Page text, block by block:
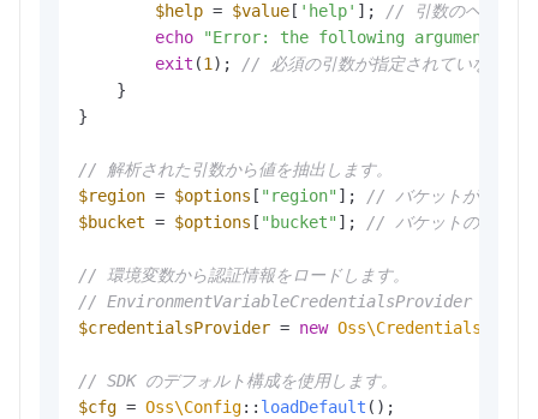
$help = $value [ 'help' ];
// 引数のヘルプ情
echo
"Error: the following arguments
exit (1 );
// 必須の引数が指定されていない場
    }
}
// 解析された引数から値を抽出します。
$region = $options [ "region" ];
// バケットが配置さ
$bucket = $options [ "bucket" ]; // バケットの名前。
// 環境変数から認証情報をロードします。
// EnvironmentVariableCredentialsProvider を使用し
$credentialsProvider = new
// SDK のデフォルト構成を使用します。
$cfg = Oss\Config:: loadDefault